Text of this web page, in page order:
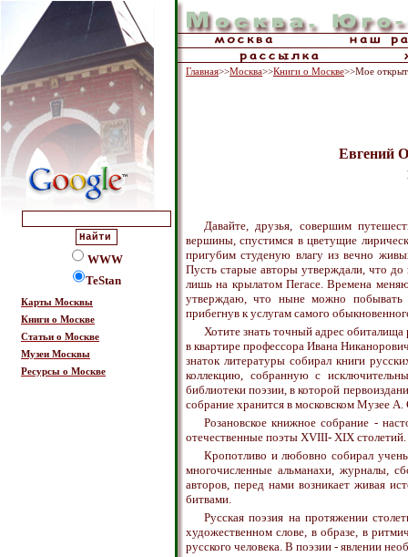
WWW
TeStan
Карты Москвы
Книги о Москве
Статьи о Москве
Музеи Москвы
Ресурсы о Москве
Главная>>Москва>>Книги о Москве>>Мое
Евгений
Давайте, друзья, совершим
вершины, спустимся в цветущие
пригубим студеную влагу из вечно
Пусть старые авторы утверждали, что до
лишь на крылатом Пегасе. Времена
утверждаю, что ныне можно побывать
прибегнув к услугам самого
Хотите знать точный адрес
в квартире профессора Ивана
знаток литературы собирал книги
коллекцию, собранную с
библиотеки поэзии, в которой
собрание хранится в московском Музее
Розановское книжное собрание -
отечественные поэты XVIII- XIX
Кропотливо и любовно собирал
многочисленные альманахи, журналы,
авторов, перед нами возникает живая
битвами.
Русская поэзия на протяжении
художественном слове, в образе, в
русского человека. В поэзии - явлении